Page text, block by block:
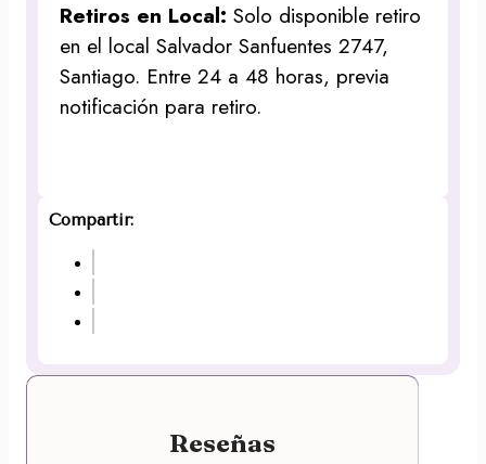
Retiros en Local:Solo disponible retiro
en el local Salvador Sanfuentes 2747,
Santiago. Entre 24 a 48 horas, previa
notificación para retiro.
Compartir:
Reseñas